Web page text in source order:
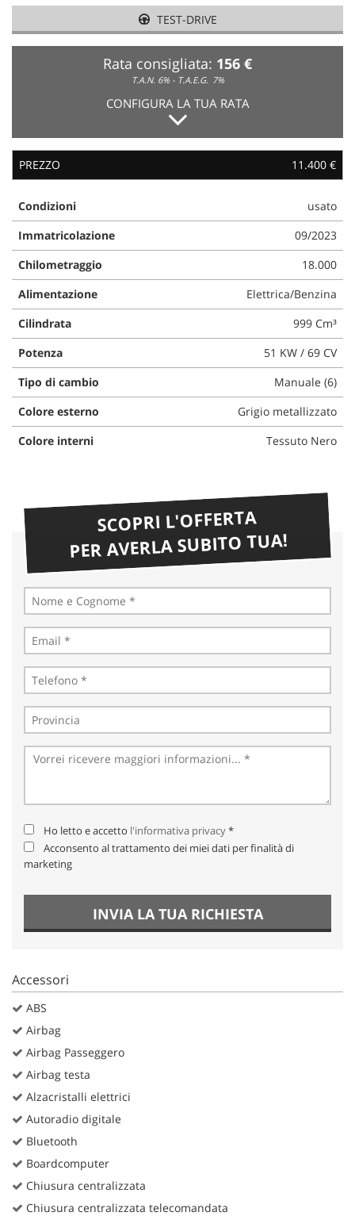
TEST-DRIVE
Rata consigliata: 156 €
T.A.N. 6% - T.A.E.G. 7%
CONFIGURA LA TUA RATA
PREZZO 11.400 €
Condizioni
usato
Immatricolazione
09/2023
Chilometraggio
18.000
Alimentazione
Elettrica/Benzina
Cilindrata
999 Cm³
Potenza
51 KW / 69 CV
Tipo di cambio
Manuale (6)
Colore esterno
Grigio metallizzato
Colore interni
Tessuto Nero
SCOPRI L'OFFERTA
PER AVERLA SUBITO TUA!
Ho letto e accetto l'informativa privacy*
Acconsento al trattamento dei miei dati per finalità di
marketing
INVIA LA TUA RICHIESTA
Accessori
ABS
Airbag
Airbag Passeggero
Airbag testa
Alzacristalli elettrici
Autoradio digitale
Bluetooth
Boardcomputer
Chiusura centralizzata
Chiusura centralizzata telecomandata